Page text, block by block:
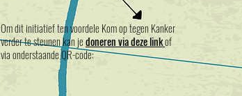
Om dit initiatief ten voordele Kom op tegen Kanker
verder te steunen kan jedoneren via deze linkof
via onderstaande QR-code: